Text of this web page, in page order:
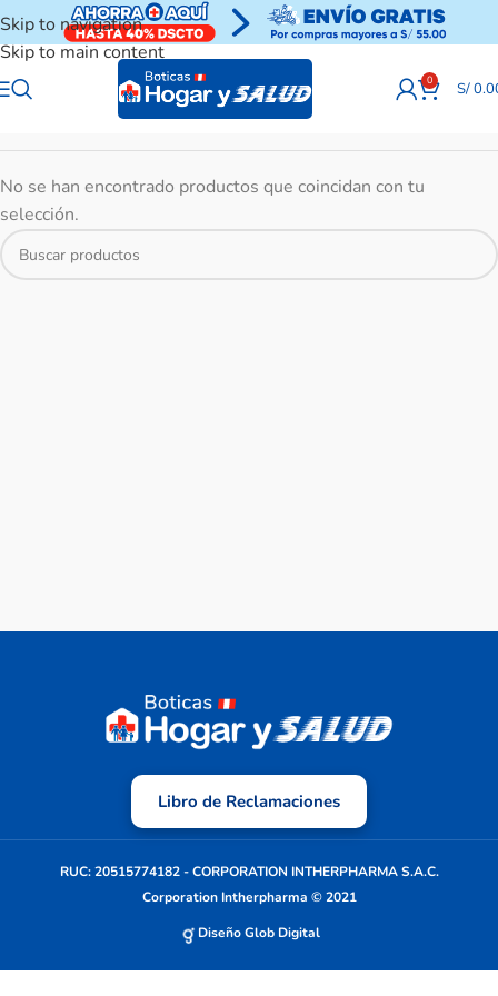
Skip to navigation
Skip to main content
0 S/
No se han encontrado productos que coincidan con tu
selección.
Libro de Reclamaciones
RUC: 20515774182 - CORPORATION INTHERPHARMA S.A.C.
Corporation Intherpharma © 2021
Diseño Glob Digital